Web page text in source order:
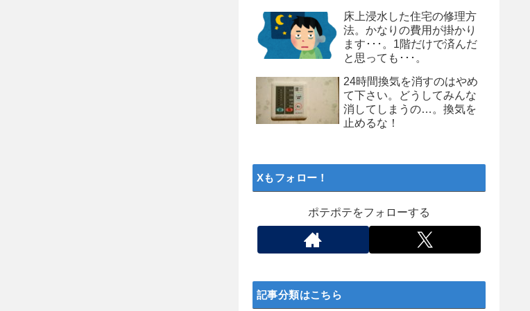
よ、タンクレストイレ
床上浸水した住宅の修理方
法。かなりの費用が掛かり
ます･･･。1階だけで済んだ
と思っても･･･。
24時間換気を消すのはやめ
て下さい。どうしてみんな
消してしまうの…。換気を
止めるな！
Xもフォロー！
ポテポテをフォローする
記事分類はこちら